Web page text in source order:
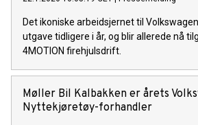
Det ikoniske arbeidsjernet til
utgave tidligere i år, og blir allerede nå
4MOTION firehjulsdrift.
Møller Bil Kalbakken er årets
Nyttekjøretøy-forhandler